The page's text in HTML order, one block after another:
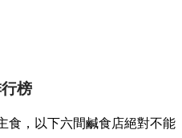
榜
食，以下六間鹹食店絕對不能